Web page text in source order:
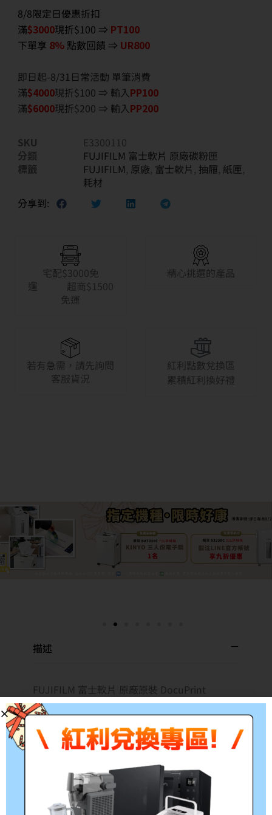
8/8限定日優惠折扣
滿$3000現折$100 ⇒ PT100
下單享 8% 點數回饋 ⇒ UR800
即日起-8/31日常活動 單筆消費
滿$4000現折$100 ⇒ 輸入PP100
滿$6000現折$200 ⇒ 輸入PP200
SKU
E3300110
分類
FUJIFILM 富士軟片 原廠碳粉匣
標籤
FUJIFILM, 原廠, 富士軟片 , 抽屜, 紙匣,
耗材
分享到:
宅配$3000免
運 超商$1500
免運
精心挑選的產品
若有急需，請先詢問
客服貨況
紅利點數兌換區
累積紅利換好禮
描述
FUJIFILM 富士軟片 原廠原裝 DocuPrint
2065/3055 A3 550張紙匣 E3300110
DocuPrint 2065/3055 A3 550張紙匣
*此為耗材性用品，經拆封後不予退貨(除新品不